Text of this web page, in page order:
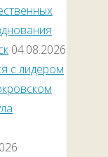
04.08.2026
с лидером